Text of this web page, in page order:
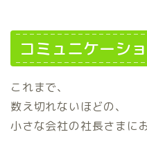
コミュニケーシ
これまで、
数え切れないほどの、
小さな会社の社長さまに